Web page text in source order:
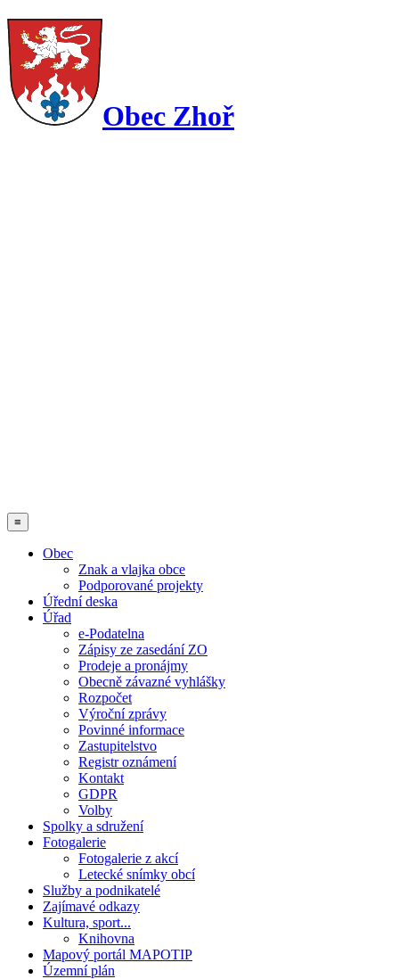
Obec Zhoř
≡
Obec
Znak a vlajka obce
Podporované projekty
Úřední deska
Úřad
e-Podatelna
Zápisy ze zasedání ZO
Prodeje a pronájmy
Obecně závazné vyhlášky
Rozpočet
Výroční zprávy
Povinné informace
Zastupitelstvo
Registr oznámení
Kontakt
GDPR
Volby
Spolky a sdružení
Fotogalerie
Fotogalerie z akcí
Letecké snímky obcí
Služby a podnikatelé
Zajímavé odkazy
Kultura, sport...
Knihovna
Mapový portál MAPOTIP
Územní plán